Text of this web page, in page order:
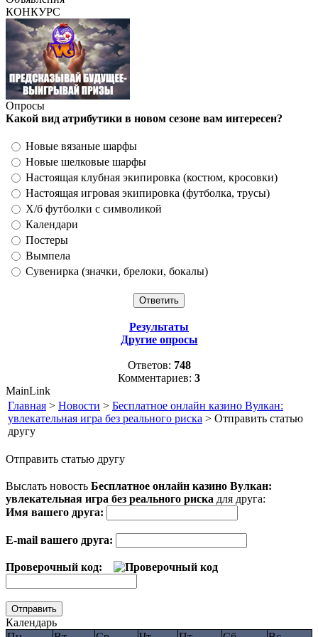
КОНКУРС
Опросы
Какой вид атрибутики в новом сезоне вам интересен?
Новые вязаные шарфы
Новые шелковые шарфы
Настоящая клубная экипировка (костюм, кросовки)
Настоящая игровая экипировка (футболка, трусы)
Х/б футболки с символикой
Календари
Постеры
Вымпела
Сувенирка (значки, брелоки, бокалы)
Результаты
Другие опросы
Ответов: 748
Комментариев: 3
MainLink
Главная > Новости > Бесплатное онлайн казино Вулкан:
увлекательная игра без реального риска > Отправить статью
другу
Отправить статью другу
Выслать новость Бесплатное онлайн казино Вулкан:
увлекательная игра без реального риска для друга:
Имя вашего друга:
E-mail вашего друга:
Проверочный код:
Календарь